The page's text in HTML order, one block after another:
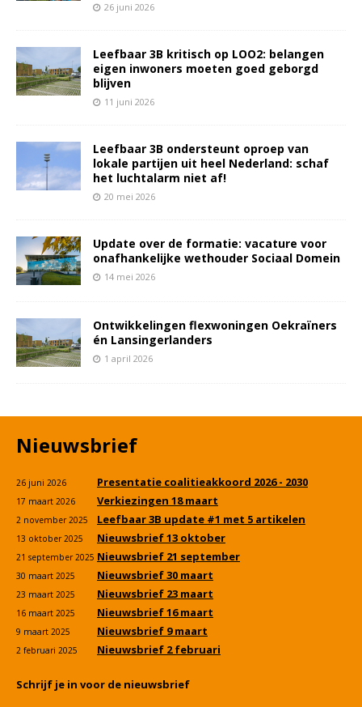
26 juni 2026
Leefbaar 3B kritisch op LOO2: belangen
eigen inwoners moeten goed geborgd
blijven
11 juni 2026
Leefbaar 3B ondersteunt oproep van
lokale partijen uit heel Nederland: schaf
het luchtalarm niet af!
20 mei 2026
Update over de formatie: vacature voor
onafhankelijke wethouder Sociaal Domein
14 mei 2026
Ontwikkelingen flexwoningen Oekraïners
én Lansingerlanders
1 april 2026
Nieuwsbrief
26 juni 2026 Presentatie coalitieakkoord 2026 - 2030
17 maart 2026 Verkiezingen 18 maart
2 november 2025 Leefbaar 3B update #1 met 5 artikelen
13 oktober 2025 Nieuwsbrief 13 oktober
21 september 2025 Nieuwsbrief 21 september
30 maart 2025 Nieuwsbrief 30 maart
23 maart 2025 Nieuwsbrief 23 maart
16 maart 2025 Nieuwsbrief 16 maart
9 maart 2025 Nieuwsbrief 9 maart
2 februari 2025 Nieuwsbrief 2 februari
Schrijf je in voor de nieuwsbrief